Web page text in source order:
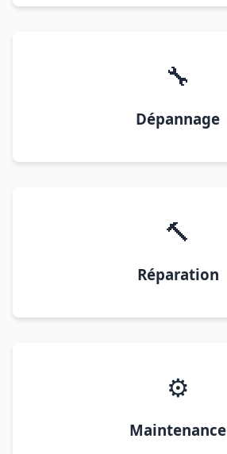
🔧
Dépannage
🔨
Réparation
⚙️
Maintenance